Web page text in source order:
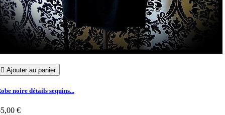
 Ajouter au panier
noire détails sequins...
€